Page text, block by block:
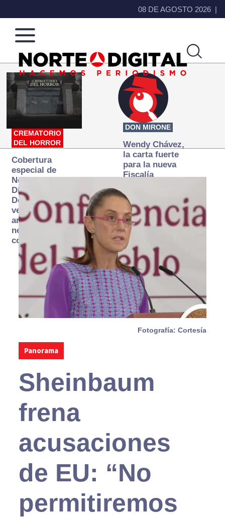
08 DE AGOSTO 2026
Norte
de
Ciudad
Más
que
noticias,
hacemos periodismo
CREMATORIO
DEL HORROR
Cobertura
especial de
Norte
Digital:
Donde la
verdad
arde… pero
no se
consume
DON MIRONE
Wendy Chávez,
la carta fuerte
para la nueva
Fiscalía
Fotografía: Cortesía
Panorama
Sheinbaum
frena
acusaciones
de EU: “No
permitiremos